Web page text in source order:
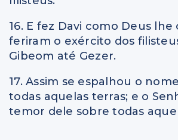
16. E fez Davi como Deus lhe
feriram o exército dos
Gibeom até Gezer.
17. Assim se espalhou o
todas aquelas terras; e o
temor dele sobre todas